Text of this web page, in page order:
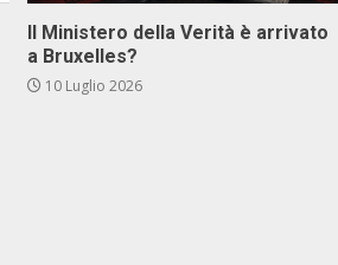
Il Ministero della Verità è arrivato
a Bruxelles?
10 Luglio 2026